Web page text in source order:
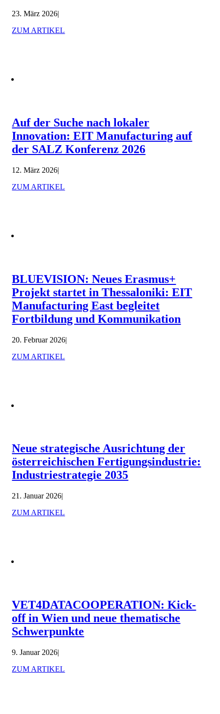
23. März 2026|
ZUM ARTIKEL
Auf der Suche nach lokaler
Innovation: EIT Manufacturing auf
der SALZ Konferenz 2026
12. März 2026|
ZUM ARTIKEL
BLUEVISION: Neues Erasmus+
Projekt startet in Thessaloniki: EIT
Manufacturing East begleitet
Fortbildung und Kommunikation
20. Februar 2026|
ZUM ARTIKEL
Neue strategische Ausrichtung der
österreichischen Fertigungsindustrie:
Industriestrategie 2035
21. Januar 2026|
ZUM ARTIKEL
VET4DATACOOPERATION: Kick-
off in Wien und neue thematische
Schwerpunkte
9. Januar 2026|
ZUM ARTIKEL